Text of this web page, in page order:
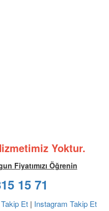
Yoktur.
Fiyatımızı Öğrenin
15 71
Et| Instagram Takip Et